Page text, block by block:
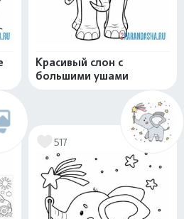
Красивый слон с
большими ушами
517